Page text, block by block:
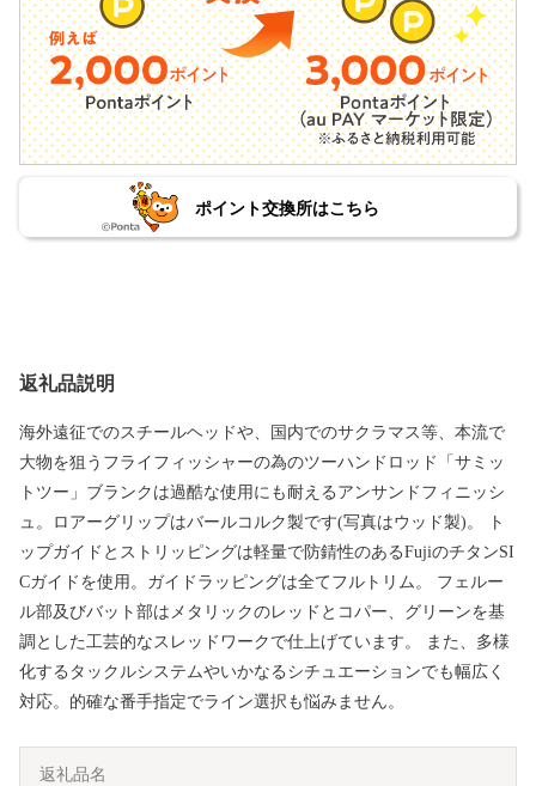
ポイント交換所はこちら
返礼品説明
海外遠征でのスチールヘッドや、国内でのサクラマス等、本流で
大物を狙うフライフィッシャーの為のツーハンドロッド「サミッ
トツー」ブランクは過酷な使用にも耐えるアンサンドフィニッシ
ュ。ロアーグリップはバールコルク製です(写真はウッド製)。 ト
ップガイドとストリッピングは軽量で防錆性のあるFujiのチタンSI
Cガイドを使用。ガイドラッピングは全てフルトリム。 フェルー
ル部及びバット部はメタリックのレッドとコパー、グリーンを基
調とした工芸的なスレッドワークで仕上げています。 また、多様
化するタックルシステムやいかなるシチュエーションでも幅広く
対応。的確な番手指定でライン選択も悩みません。
返礼品名